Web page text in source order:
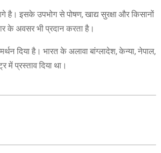
है। इसके उपभोग से पोषण, खाद्य सुरक्षा और किसानों
के अवसर भी प्रदान करता है।
दिया है। भारत के अलावा बांग्लादेश, केन्या, नेपाल,
प्रस्ताव दिया था।